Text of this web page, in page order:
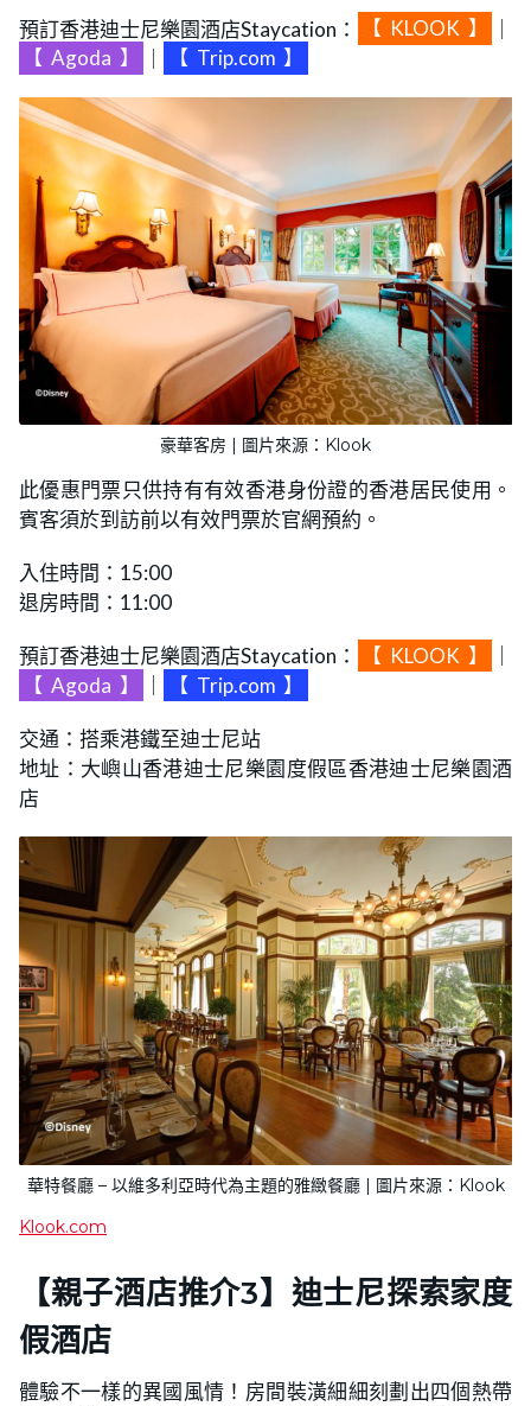
預訂香港迪士尼樂園酒店Staycation： 【 KLOOK 】
【 Agoda 】 【 Trip.com 】
豪華客房 | 圖片來源：Klook
此優惠門票只供持有有效香港身份證的香港居民使用。
賓客須於到訪前以有效門票於官網預約。
入住時間：15:00
退房時間：11:00
預訂香港迪士尼樂園酒店Staycation： 【 KLOOK 】
【 Agoda 】 【 Trip.com 】
交通：搭乘港鐵至迪士尼站
地址：大嶼山香港迪士尼樂園度假區香港迪士尼樂園酒
店
華特餐廳 – 以維多利亞時代為主題的雅緻餐廳 | 圖片來源：Klook
Klook.com
【親子酒店推介3】迪士尼探索家度
假酒店
體驗不一樣的異國風情！房間裝潢細細刻劃出四個熱帶